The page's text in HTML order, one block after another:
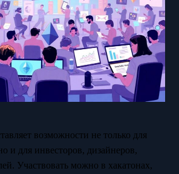
возможности не только для
и для инвесторов, дизайнеров,
Участвовать можно в хакатонах,